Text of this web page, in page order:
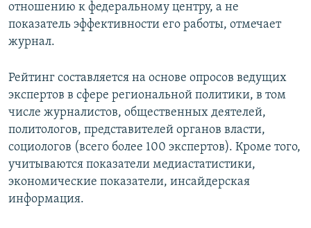
отношению к федеральному центру, а не
показатель эффективности его работы, отмечает
журнал.
Рейтинг составляется на основе опросов ведущих
экспертов в сфере региональной политики, в том
числе журналистов, общественных деятелей,
политологов, представителей органов власти,
социологов (всего более 100 экспертов). Кроме того,
учитываются показатели медиастатистики,
экономические показатели, инсайдерская
информация.